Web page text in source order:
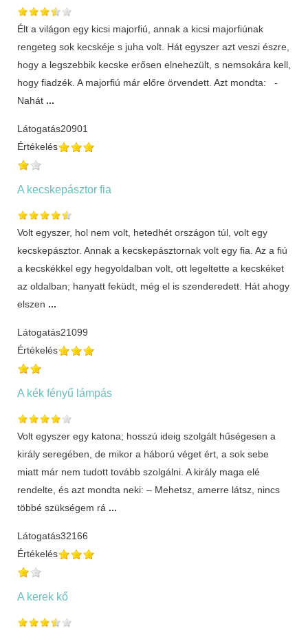
Élt a világon egy kicsi majorfiú, annak a kicsi majorfiúnak
rengeteg sok kecskéje s juha volt. Hát egyszer azt veszi észre,
hogy a legszebbik kecske erősen elnehezült, s nemsokára kell,
hogy fiadzék. A majorfiú már előre örvendett. Azt mondta: -
Nahát ...
Látogatás20901
Értékelés
A kecskepásztor fia
Volt egyszer, hol nem volt, hetedhét országon túl, volt egy
kecskepásztor. Annak a kecskepásztornak volt egy fia. Az a fiú
a kecskékkel egy hegyoldalban volt, ott legeltette a kecskéket
az oldalban; hanyatt feküdt, még el is szenderedett. Hát ahogy
elszen ...
Látogatás21099
Értékelés
A kék fényű lámpás
Volt egyszer egy katona; hosszú ideig szolgált hűségesen a
király seregében, de mikor a háború véget ért, a sok sebe
miatt már nem tudott tovább szolgálni. A király maga elé
rendelte, és azt mondta neki: – Mehetsz, amerre látsz, nincs
többé szükségem rá ...
Látogatás32166
Értékelés
A kerek kő